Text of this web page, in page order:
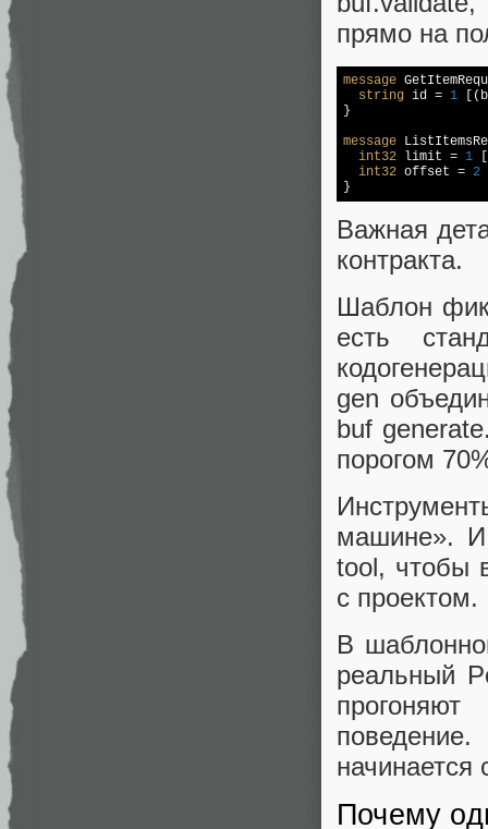
прямо на
message
string id = 1
}
message
int32 limit = 1
int32 offset = 2
}
Важная
контракта.
Шаблон
есть
gen
buf
порогом
машине». И
tool, чтобы
с проектом.
В
реальный
начинается
Почему